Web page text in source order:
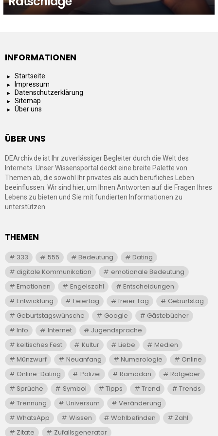
INFORMATIONEN
Startseite
Impressum
Datenschutzerklärung
Sitemap
Über uns
ÜBER UNS
DEArchiv.de ist Ihr zuverlässiger Begleiter durch die Welt des
Internets. Unser Wissensportal deckt eine breite Palette von
Themen ab, die sowohl Ihr privates als auch berufliches Leben
beeinflussen. Wir sind hier, um Ihnen Antworten auf die Fragen Ihres
Lebens zu bieten und Sie mit fundierten Informationen zu
unterstützen.
THEMEN
333 555 Bedeutung
Dating
digitale Kommunikation
emotionale Bedeutung
Emotionen
Engelszahl
Entscheidungen
Entwicklung
Feiertag freier Tag
Geburtstag
Geburtstagswünsche
Google
Gästebücher
Info
Internet
Jugendsprache
keltisches Fest
Kultur Liebe
Medien
Münzwurf
Neuanfang Numerologie
Online
Online-Dating
Polizei Ramadan
Ratgeber
Sprüche
Symbol Tipps Trend
Trends
Trennung
Universum
Veränderung
WhatsApp
Wissen Wohlbefinden
Zahl
Zitate
Zufallsgenerator